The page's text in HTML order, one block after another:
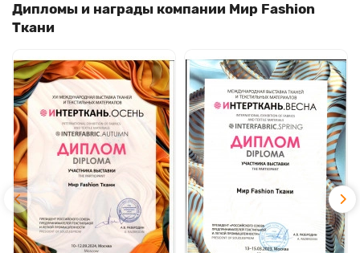
Дипломы и награды компании Мир Fashion
Ткани